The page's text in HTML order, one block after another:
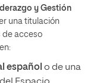
y Gestión
una titulación
de acceso
español o de una